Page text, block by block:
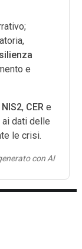
e
NIS2, CER e
dati delle
le crisi.
con AI